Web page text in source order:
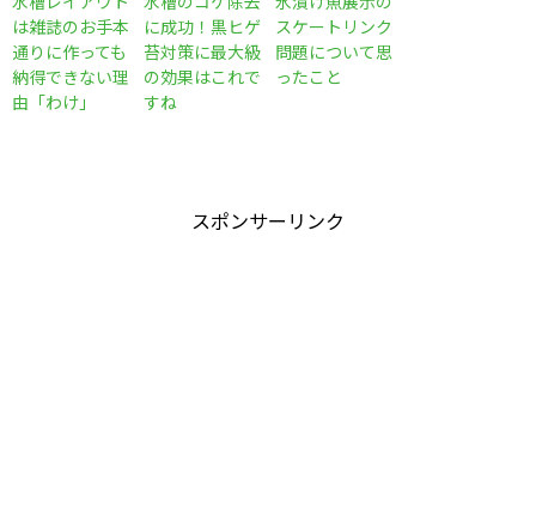
は雑誌のお手本
通りに作っても
納得できない理
由「わけ」
に成功！黒ヒゲ
苔対策に最大級
の効果はこれで
すね
スケートリンク
問題について思
ったこと
スポンサーリンク